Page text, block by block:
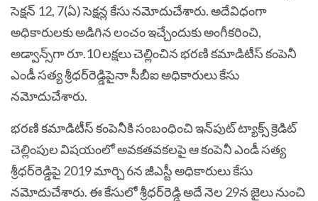
సెక్షన్‌ 12, 7(ఏ) సెక్షన్ల కేసు నమోదుచేశారు. అదేవిధంగా
అధికారులకు అడిగిన లంచం ఇచ్చేందుకు అంగీకరించి,
అడ్వాన్స్‌గా రూ.10 లక్షలు చెల్లించిన భరణి కమాడిటీస్‌ కంపెనీ
ఎండీ సత్య శ్రీధర్‌రెడ్డిపైనా సీబీఐ అధికారులు కేసు
నమోదుచేశారు.
భరణి కమాడిటీస్‌ కంపెనీకి సంబంధించి ఇన్‌పుట్‌ ట్యాక్స్‌ క్రెడిట్‌
చెల్లింపుల విషయంలో అవకతవకలపై ఆ కంపెనీ ఎండీ సత్య
శ్రీధర్‌రెడ్డిపై 2019 మార్చి 6న జీఎస్టీ అధికారులు కేసు
నమోదుచేశారు. ఈ కేసులో శ్రీధర్‌రెడ్డి అదే నెల 29న జైలు నుంచి